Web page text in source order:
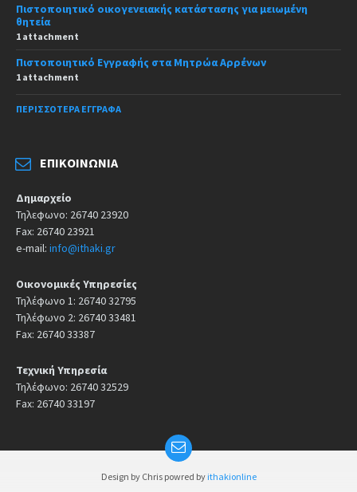
Πιστοποιητικό οικογενειακής κατάστασης για μειωμένη
θητεία
1 attachment
Πιστοποιητικό Εγγραφής στα Μητρώα Αρρένων
1 attachment
ΠΕΡΙΣΣΌΤΕΡΑ ΈΓΓΡΑΦΑ
ΕΠΙΚΟΙΝΩΝΊΑ
Δημαρχείο
Τηλεφωνο: 26740 23920
Fax: 26740 23921
e-mail: info@ithaki.gr
Οικονομικές Υπηρεσίες
Τηλέφωνο 1: 26740 32795
Τηλέφωνο 2: 26740 33481
Fax: 26740 33387
Τεχνική Υπηρεσία
Τηλέφωνο: 26740 32529
Fax: 26740 33197
Design by Chris powred by ithakionline